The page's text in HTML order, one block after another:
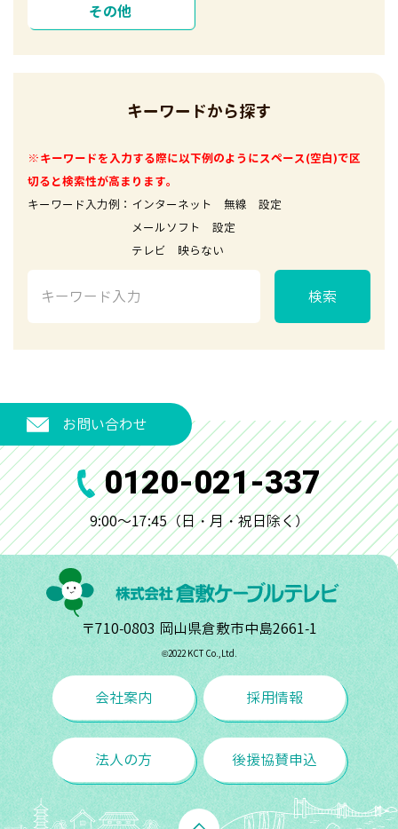
その他
キーワードから探す
※キーワードを入力する際に以下例のようにスペース(空白)で区
切ると検索性が高まります。
キーワード入力例：インターネット 無線 設定
メールソフト 設定
テレビ 映らない
検索
お問い合わせ
0120-021-337
9:00～17:45（日・月・祝日除く）
〒710-0803 岡山県倉敷市中島2661-1
©︎2022 KCT Co.,Ltd.
会社案内 採用情報
法人の方 後援協賛申込